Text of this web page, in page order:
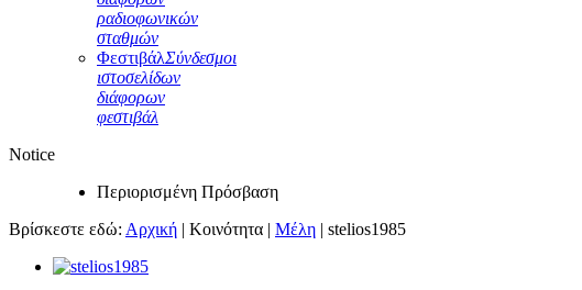
ραδιοφωνικών
σταθμών
ΦεστιβάλΣύνδεσμοι
ιστοσελίδων
διάφορων
φεστιβάλ
Notice
Περιορισμένη Πρόσβαση
Βρίσκεστε εδώ: Αρχική | Κοινότητα | Μέλη | stelios1985